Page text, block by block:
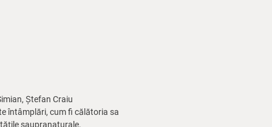
Ștefan Craiu
întâmplări, cum fi călătoria sa
saupranaturale.